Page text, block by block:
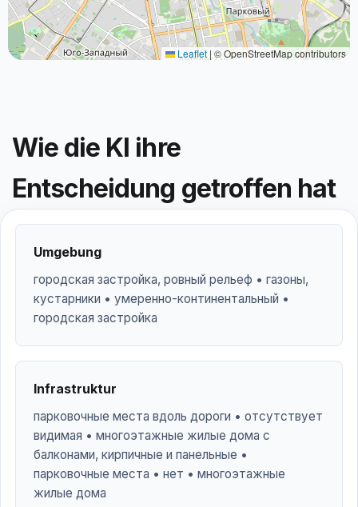
Leaflet | © OpenStreetMap contributors
Wie die KI ihre
Entscheidung getroffen hat
Umgebung
городская застройка, ровный рельеф • газоны,
кустарники • умеренно-континентальный •
городская застройка
Infrastruktur
парковочные места вдоль дороги • отсутствует
видимая • многоэтажные жилые дома с
балконами, кирпичные и панельные •
парковочные места • нет • многоэтажные
жилые дома